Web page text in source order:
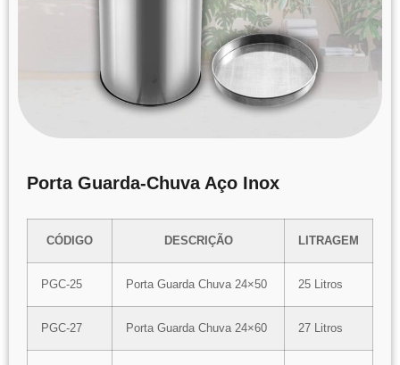
Porta Guarda-Chuva Aço Inox
CÓDIGO DESCRIÇÃO LITRAGEM
PGC-25 Porta Guarda Chuva 24×50 25 Litros
PGC-27 Porta Guarda Chuva 24×60 27 Litros